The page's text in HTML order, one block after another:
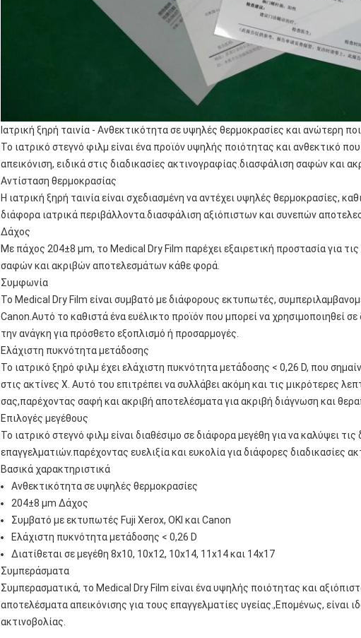
Ιατρική ξηρή ταινία - Ανθεκτικότητα σε υψηλές θερμοκρασίες και ανώτερη
Το ιατρικό στεγνό φιλμ είναι ένα προϊόν υψηλής ποιότητας και ανθεκτικό
απεικόνιση, ειδικά στις διαδικασίες ακτινογραφίας.διασφάλιση σαφών και
Αντίσταση θερμοκρασίας
Η ιατρική ξηρή ταινία είναι σχεδιασμένη να αντέχει υψηλές θερμοκρασίες,
διάφορα ιατρικά περιβάλλοντα.διασφάλιση αξιόπιστων και συνεπών
Δάχος
Με πάχος 204±8 μm, το Medical Dry Film παρέχει εξαιρετική προστασία για
σαφών και ακριβών αποτελεσμάτων κάθε φορά.
Συμφωνία
Το Medical Dry Film είναι συμβατό με διάφορους εκτυπωτές,
Canon.Αυτό το καθιστά ένα ευέλικτο προϊόν που μπορεί να χρησιμοποιηθεί
την ανάγκη για πρόσθετο εξοπλισμό ή προσαρμογές.
Ελάχιστη πυκνότητα μετάδοσης
Το ιατρικό ξηρό φιλμ έχει ελάχιστη πυκνότητα μετάδοσης < 0,26 D, που
στις ακτίνες Χ. Αυτό του επιτρέπει να συλλάβει ακόμη και τις μικρότερες
σας,παρέχοντας σαφή και ακριβή αποτελέσματα για ακριβή διάγνωση και
Επιλογές μεγέθους
Το ιατρικό στεγνό φιλμ είναι διαθέσιμο σε διάφορα μεγέθη για να καλύψει
επαγγελματιών.παρέχοντας ευελιξία και ευκολία για διάφορες διαδικασίες
Βασικά χαρακτηριστικά
Ανθεκτικότητα σε υψηλές θερμοκρασίες
204±8 μm Δάχος
Συμβατό με εκτυπωτές Fuji Xerox, OKI και Canon
Ελάχιστη πυκνότητα μετάδοσης < 0,26 D
Διατίθεται σε μεγέθη 8x10, 10x12, 10x14, 11x14 και 14x17
Συμπεράσματα
Συμπερασματικά, το Medical Dry Film είναι ένα υψηλής ποιότητας και
αποτελέσματα απεικόνισης για τους επαγγελματίες υγείας.,Επομένως, είναι
ακτινοβολίας.